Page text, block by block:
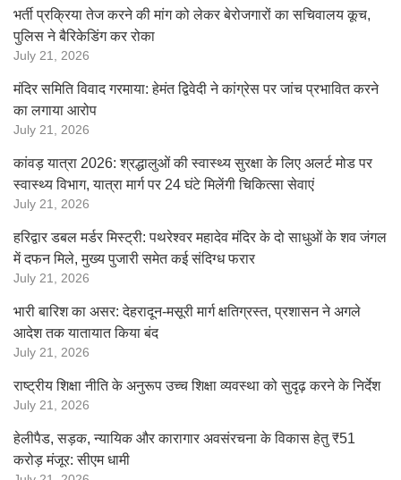
भर्ती प्रक्रिया तेज करने की मांग को लेकर बेरोजगारों का सचिवालय कूच,
पुलिस ने बैरिकेडिंग कर रोका
July 21, 2026
मंदिर समिति विवाद गरमाया: हेमंत द्विवेदी ने कांग्रेस पर जांच प्रभावित करने
का लगाया आरोप
July 21, 2026
कांवड़ यात्रा 2026: श्रद्धालुओं की स्वास्थ्य सुरक्षा के लिए अलर्ट मोड पर
स्वास्थ्य विभाग, यात्रा मार्ग पर 24 घंटे मिलेंगी चिकित्सा सेवाएं
July 21, 2026
हरिद्वार डबल मर्डर मिस्ट्री: पथरेश्वर महादेव मंदिर के दो साधुओं के शव जंगल
में दफन मिले, मुख्य पुजारी समेत कई संदिग्ध फरार
July 21, 2026
भारी बारिश का असर: देहरादून-मसूरी मार्ग क्षतिग्रस्त, प्रशासन ने अगले
आदेश तक यातायात किया बंद
July 21, 2026
राष्ट्रीय शिक्षा नीति के अनुरूप उच्च शिक्षा व्यवस्था को सुदृढ़ करने के निर्देश
July 21, 2026
हेलीपैड, सड़क, न्यायिक और कारागार अवसंरचना के विकास हेतु ₹51
करोड़ मंजूर: सीएम धामी